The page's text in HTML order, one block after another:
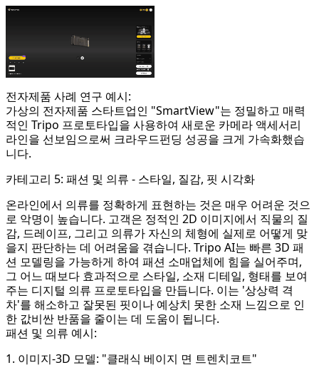
전자제품 사례 연구 예시:
가상의 전자제품 스타트업인 "SmartView"는 정밀하고 매력
적인 Tripo 프로토타입을 사용하여 새로운 카메라 액세서리
라인을 선보임으로써 크라우드펀딩 성공을 크게 가속화했습
니다.
카테고리 5: 패션 및 의류 - 스타일, 질감, 핏 시각화
온라인에서 의류를 정확하게 표현하는 것은 매우 어려운 것으
로 악명이 높습니다. 고객은 정적인 2D 이미지에서 직물의 질
감, 드레이프, 그리고 의류가 자신의 체형에 실제로 어떻게 맞
을지 판단하는 데 어려움을 겪습니다. Tripo AI는 빠른 3D 패
션 모델링을 가능하게 하여 패션 소매업체에 힘을 실어주며,
그 어느 때보다 효과적으로 스타일, 소재 디테일, 형태를 보여
주는 디지털 의류 프로토타입을 만듭니다. 이는 '상상력 격
차'를 해소하고 잘못된 핏이나 예상치 못한 소재 느낌으로 인
한 값비싼 반품을 줄이는 데 도움이 됩니다.
패션 및 의류 예시:
1. 이미지-3D 모델: "클래식 베이지 면 트렌치코트"